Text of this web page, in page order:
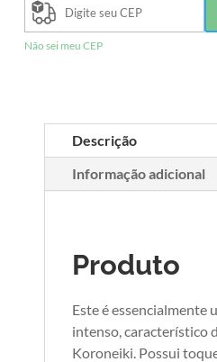
Não sei meu CEP
Descrição
Informação adicional
Produto
Este é essencialmente
intenso, característico
Koroneiki. Possui